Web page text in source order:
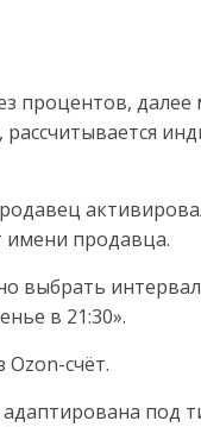
процентов,
продавца.
выбрать
в 21:30».
счёт.
под